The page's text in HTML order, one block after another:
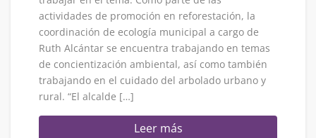
actividades de promoción en reforestación, la
coordinación de ecología municipal a cargo de
Ruth Alcántar se encuentra trabajando en temas
de concientización ambiental, así como también
trabajando en el cuidado del arbolado urbano y
rural. “El alcalde […]
Leer más